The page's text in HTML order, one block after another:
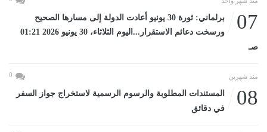
07
برلماني: ثورة 30 يونيو أعادت الدولة إلى مسارها الصحيح
ورسخت دعائم الاستقرار...اليوم الثلاثاء، 30 يونيو 2026 01:21
صـ
منذ شهرين 0
08
المستندات المطلوبة والرسوم الرسمية لاستخراج جواز السفر
في دقائق